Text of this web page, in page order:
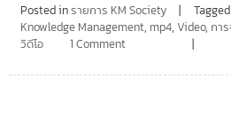
Posted inรายการ KM Society Tagged
Knowledge Management, mp4, Video, กา
วิดีโอ
1 Comment